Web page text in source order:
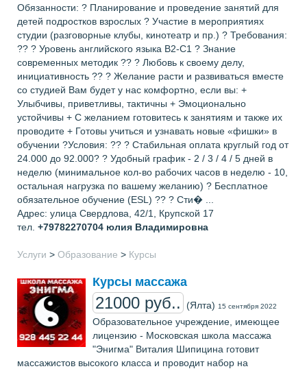
Обязанности: ? Планирование и проведение занятий для
детей подростков взрослых ? Участие в мероприятиях
студии (разговорные клубы, кинотеатр и пр.) ? Требования:
?? ? Уровень английского языка B2-С1 ? Знание
современных методик ?? ? Любовь к своему делу,
инициативность ?? ? Желание расти и развиваться вместе
со студией Вам будет у нас комфортно, если вы: +
Улыбчивы, приветливы, тактичны + Эмоционально
устойчивы + С желанием готовитесь к занятиям и также их
проводите + Готовы учиться и узнавать новые «фишки» в
обучении ?Условия: ?? ? Стабильная оплата круглый год от
24.000 до 92.000? ? Удобный график - 2 / 3 / 4 / 5 дней в
неделю (минимальное кол-во рабочих часов в неделю - 10,
остальная нагрузка по вашему желанию) ? Бесплатное
обязательное обучение (ESL) ?? ? Сти� ...
Адрес: улица Свердлова, 42/1, Крупской 17
тел. +79782270704 юлия Владимировна
Услуги > Образование > Курсы
Курсы массажа
21000 руб.. (Ялта) 15 сентября 2022
Образовательное учреждение, имеющее
лицензию - Московская школа массажа
"Энигма" Виталия Шипицина готовит
массажистов высокого класса и проводит набор на